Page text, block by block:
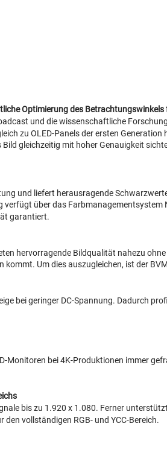
Optimierung des
und die wissenschaftliche
zu OLED-Panels der ersten
gleichzeitig mit hoher Genauigkeit
und liefert herausragende
über das Farbmanagementsystem
garantiert.
hervorragende Bildqualität nahezu
Um dies auszugleichen, ist der
bei geringer DC-Spannung. Dadurch
Monitoren bei 4K-Produktionen immer
bis zu 1.920 x 1.080. Ferner
vollständigen RGB- und YCC-Bereich.